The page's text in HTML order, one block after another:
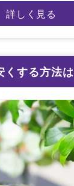
詳しく見る
くする方法は